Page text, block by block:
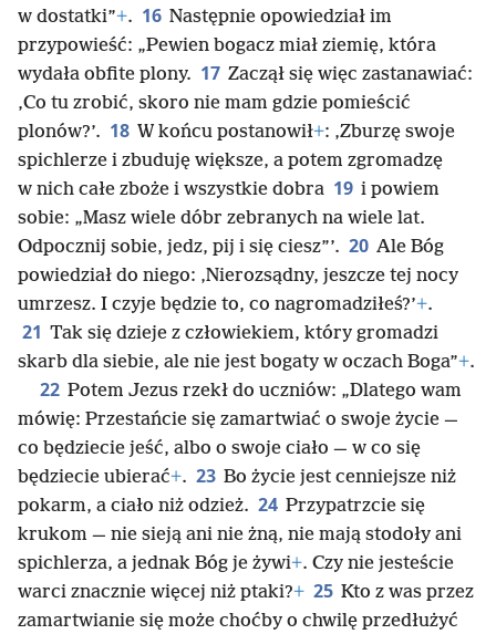
w dostatki”+. 16 Następnie opowiedział im
przypowieść: „Pewien bogacz miał ziemię, która
wydała obfite plony. 17 Zaczął się więc zastanawiać:
‚Co tu zrobić, skoro nie mam gdzie pomieścić
plonów?’. 18 W końcu postanowił+: ‚Zburzę swoje
spichlerze i zbuduję większe, a potem zgromadzę
w nich całe zboże i wszystkie dobra 19 i powiem
sobie: „Masz wiele dóbr zebranych na wiele lat.
Odpocznij sobie, jedz, pij i się ciesz”’. 20 Ale Bóg
powiedział do niego: ‚Nierozsądny, jeszcze tej nocy
umrzesz. I czyje będzie to, co nagromadziłeś?’+.
21 Tak się dzieje z człowiekiem, który gromadzi
skarb dla siebie, ale nie jest bogaty w oczach Boga”+.
22 Potem Jezus rzekł do uczniów: „Dlatego wam
mówię: Przestańcie się zamartwiać o swoje życie —
co będziecie jeść, albo o swoje ciało — w co się
będziecie ubierać+. 23 Bo życie jest cenniejsze niż
pokarm, a ciało niż odzież. 24 Przypatrzcie się
krukom — nie sieją ani nie żną, nie mają stodoły ani
spichlerza, a jednak Bóg je żywi+. Czy nie jesteście
warci znacznie więcej niż ptaki?+ 25 Kto z was przez
zamartwianie się może choćby o chwilę przedłużyć